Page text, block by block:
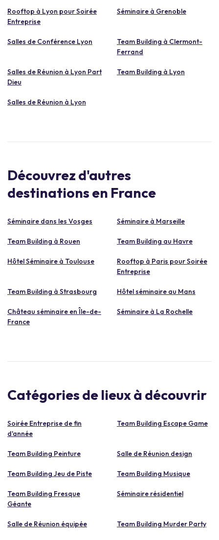
Rooftop à Lyon pour Soirée
Entreprise
Séminaire à Grenoble
Salles de Conférence Lyon
Team Building à Clermont-
Ferrand
Salles de Réunion à Lyon Part
Dieu
Team Building à Lyon
Salles de Réunion à Lyon
Découvrez d'autres
destinations en France
Séminaire dans les Vosges Séminaire à Marseille
Team Building à Rouen Team Building au Havre
Hôtel Séminaire à Toulouse
Rooftop à Paris pour Soirée
Entreprise
Team Building à Strasbourg Hôtel séminaire au Mans
Château séminaire en Île-de-
France
Séminaire à La Rochelle
Catégories de lieux à découvrir
Soirée Entreprise de fin
d'année
Team Building Escape Game
Team Building Peinture Salle de Réunion design
Team Building Jeu de Piste Team Building Musique
Team Building Fresque
Géante
Séminaire résidentiel
Salle de Réunion équipée Team Building Murder Party